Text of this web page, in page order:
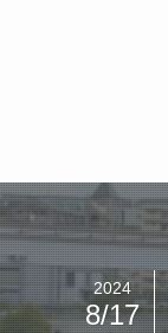
2024
8/17